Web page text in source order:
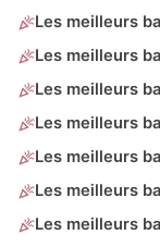
Les meilleurs
Les meilleurs
Les meilleurs
Les meilleurs
Les meilleurs
Les meilleurs
Les meilleurs